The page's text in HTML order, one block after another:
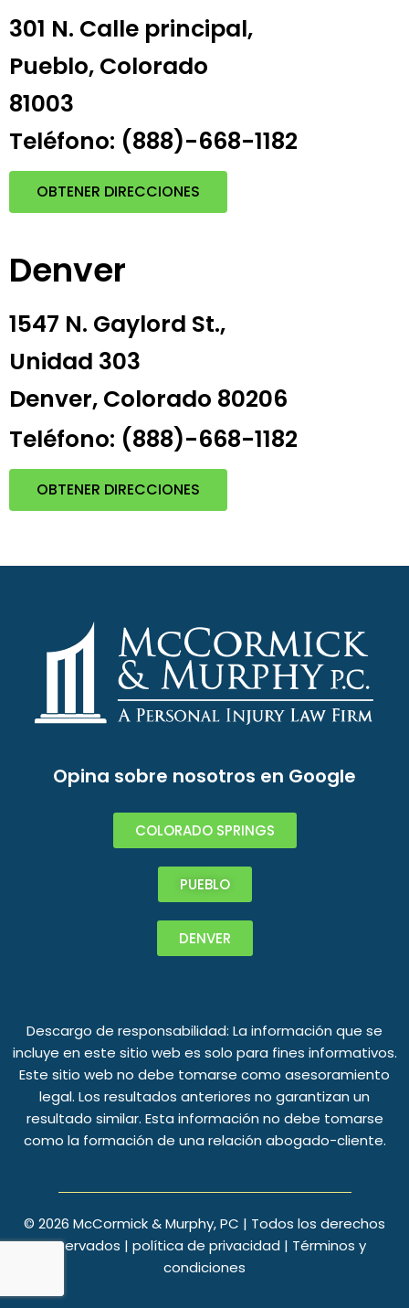
301 N. Calle principal,
Pueblo, Colorado
81003
Teléfono: (888)-668-1182
OBTENER DIRECCIONES
Denver
1547 N. Gaylord St.,
Unidad 303
Denver, Colorado 80206
Teléfono: (888)-668-1182
OBTENER DIRECCIONES
Opina sobre nosotros en Google
COLORADO SPRINGS
PUEBLO
DENVER
Descargo de responsabilidad: La información que se
incluye en este sitio web es solo para fines informativos.
Este sitio web no debe tomarse como asesoramiento
legal. Los resultados anteriores no garantizan un
resultado similar. Esta información no debe tomarse
como la formación de una relación abogado-cliente.
© 2026 McCormick & Murphy, PC | Todos los derechos
reservados | política de privacidad | Términos y
condiciones